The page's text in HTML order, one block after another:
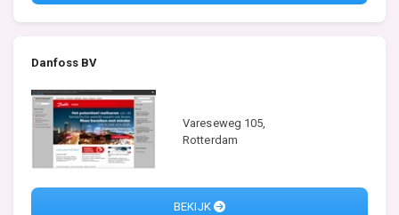
Danfoss BV
Vareseweg 105,
Rotterdam
BEKIJK